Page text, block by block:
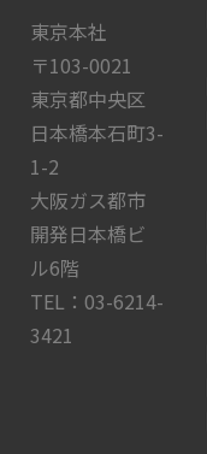
東京本社
〒103-0021
東京都中央区
日本橋本石町3-
1-2
大阪ガス都市
開発日本橋ビ
ル6階
TEL：03-6214-
3421